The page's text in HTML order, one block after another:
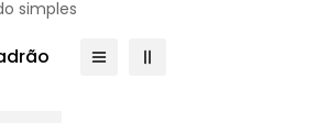
simples